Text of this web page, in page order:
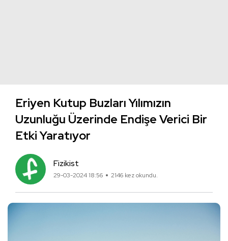
Eriyen Kutup Buzları Yılımızın
Uzunluğu Üzerinde Endişe Verici Bir
Etki Yaratıyor
Fizikist
29-03-2024 18:56 2146 kez okundu.